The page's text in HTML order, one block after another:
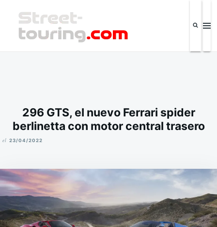
contenido
296 GTS, el nuevo Ferrari spider
berlinetta con motor central trasero
E
el 23/04/2022